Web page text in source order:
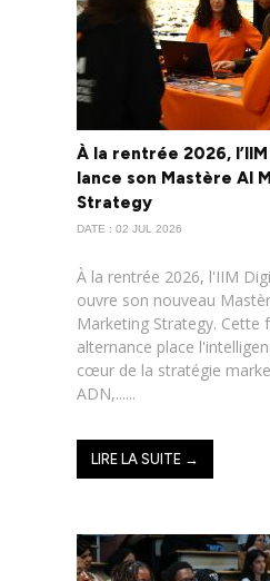
À la rentrée 2026,
lance son Mastère AI
Strategy
DATE : 02 JUL 2026
À la rentrée 2026, l'IIM
ouvre son nouveau
Marketing Strategy. Cette
alternance place
cœur de la stratégie
ADN,......
LIRE LA SUITE →